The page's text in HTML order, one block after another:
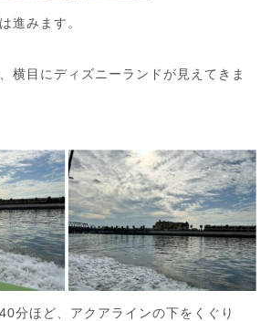
進みます。
横目にディズニーランドが見えてきま
分ほど、アクアラインの下をくぐり